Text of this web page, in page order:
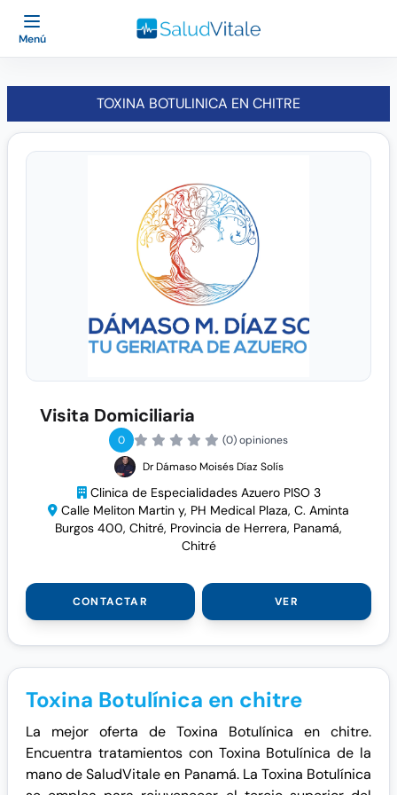
Menú
TOXINA BOTULINICA EN CHITRE
Visita Domiciliaria
0
(0) opiniones
Dr Dámaso Moisés Díaz Solís
Clinica de Especialidades Azuero PISO 3
Calle Meliton Martin y, PH Medical Plaza, C. Aminta
Burgos 400, Chitré, Provincia de Herrera, Panamá,
Chitré
CONTACTAR VER
Toxina Botulínica en chitre
La mejor oferta de Toxina Botulínica en chitre.
Encuentra tratamientos con Toxina Botulínica de la
mano de SaludVitale en Panamá. La Toxina Botulínica